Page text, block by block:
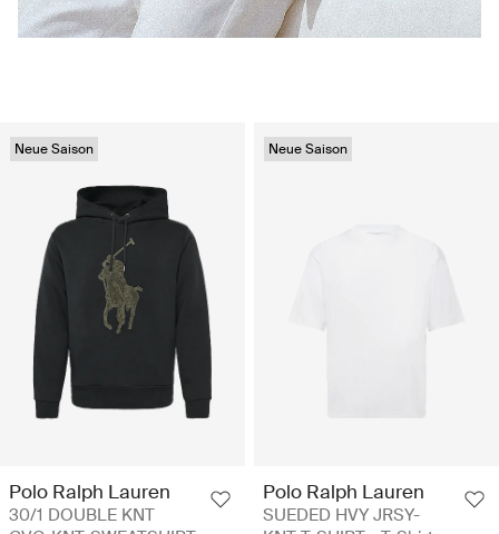
Neue Saison
Polo Ralph Lauren
30/1 DOUBLE KNT
Neue Saison
Polo Ralph Lauren
SUEDED HVY JRSY-